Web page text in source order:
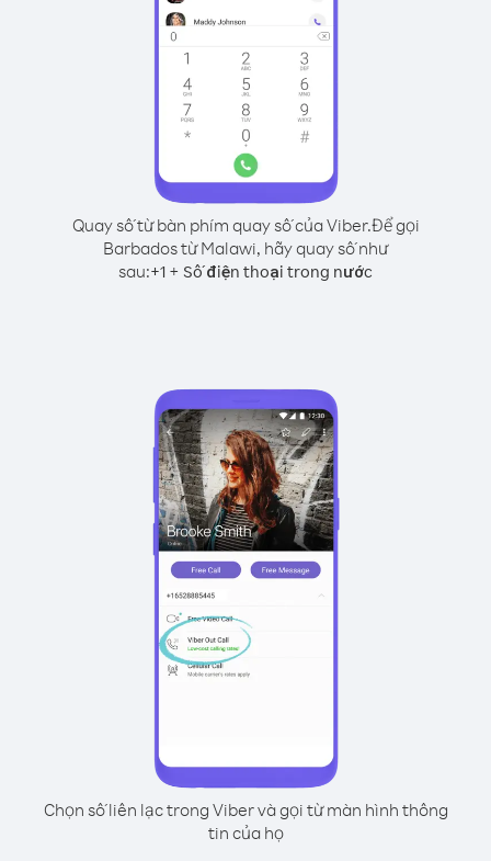
Quay số từ bàn phím quay số của Viber.Để gọi
Barbados từ Malawi, hãy quay số như
sau:+1 + Số điện thoại trong nước
Chọn số liên lạc trong Viber và gọi từ màn hình thông
tin của họ